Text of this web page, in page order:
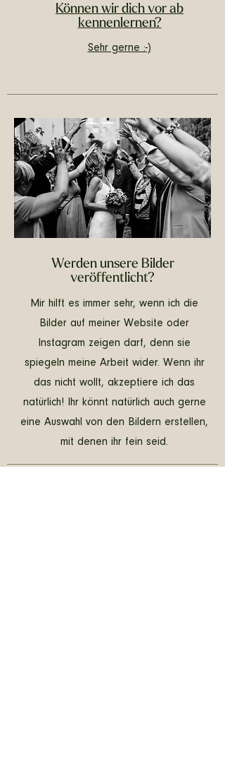
Können wir dich vor ab
kennenlernen?
Sehr gerne :-)
Werden unsere Bilder
veröffentlicht?
Mir hilft es immer sehr, wenn ich die
Bilder auf meiner Website oder
Instagram zeigen darf, denn sie
spiegeln meine Arbeit wider. Wenn ihr
das nicht wollt, akzeptiere ich das
natürlich! Ihr könnt natürlich auch gerne
eine Auswahl von den Bildern erstellen,
mit denen ihr fein seid.